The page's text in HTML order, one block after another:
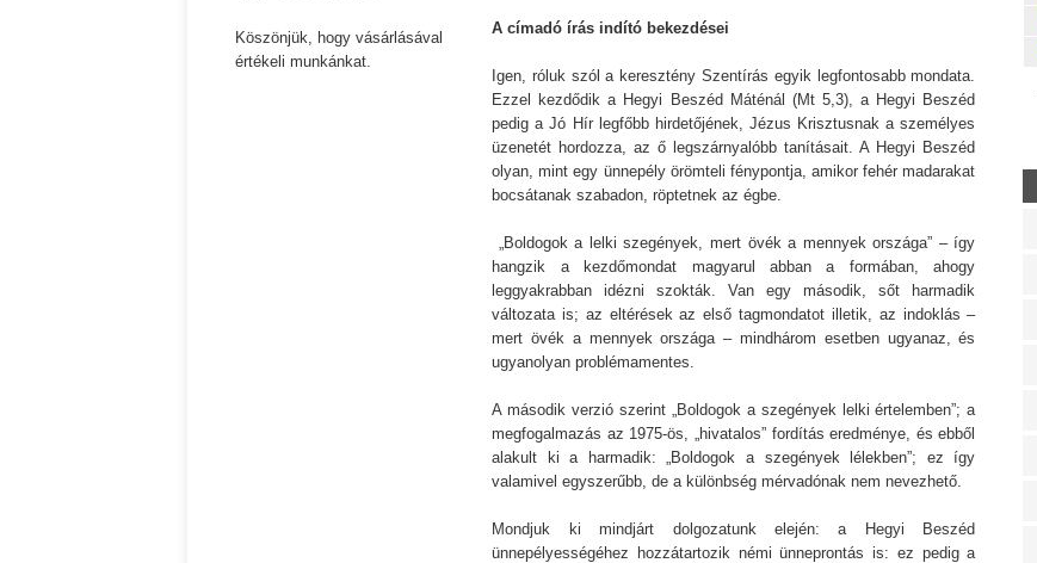
Köszönjük, hogy vásárlásával
értékeli munkánkat.
A címadó írás indító bekezdései
Igen, róluk szól a keresztény Szentírás egyik legfontosabb mondata.
Ezzel kezdődik a Hegyi Beszéd Máténál (Mt 5,3), a Hegyi Beszéd
pedig a Jó Hír legfőbb hirdetőjének, Jézus Krisztusnak a személyes
üzenetét hordozza, az ő legszárnyalóbb tanításait. A Hegyi Beszéd
olyan, mint egy ünnepély örömteli fénypontja, amikor fehér madarakat
bocsátanak szabadon, röptetnek az égbe.
„Boldogok a lelki szegények, mert övék a mennyek országa” – így
hangzik a kezdőmondat magyarul abban a formában, ahogy
leggyakrabban idézni szokták. Van egy második, sőt harmadik
változata is; az eltérések az első tagmondatot illetik, az indoklás –
mert övék a mennyek országa – mindhárom esetben ugyanaz, és
ugyanolyan problémamentes.
A második verzió szerint „Boldogok a szegények lelki értelemben”; a
megfogalmazás az 1975-ös, „hivatalos” fordítás eredménye, és ebből
alakult ki a harmadik: „Boldogok a szegények lélekben”; ez így
valamivel egyszerűbb, de a különbség mérvadónak nem nevezhető.
Mondjuk ki mindjárt dolgozatunk elején: a Hegyi Beszéd
ünnepélyességéhez hozzátartozik némi ünneprontás is: ez pedig a